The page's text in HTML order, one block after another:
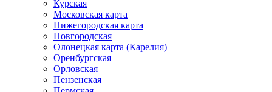
Курская
Московская карта
Нижегородская карта
Новгородская
Олонецкая карта (Карелия)
Оренбургская
Орловская
Пензенская